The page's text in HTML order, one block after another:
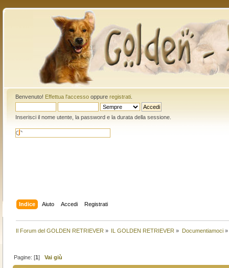
Benvenuto! Effettua l'accessooppure registrati.
Inserisci il nome utente, la password e la durata della sessione.
Indice Aiuto Accedi Registrati
Il Forum del GOLDEN RETRIEVER » IL GOLDEN RETRIEVER » Documentiamoci»
Pagine: [1]Vai giù